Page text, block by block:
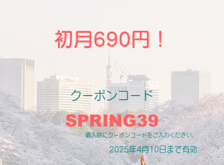
初月690円！
​クーポンコード​​
SPRING39​
2025年4月10日まで有効​
​購入時にクーポンコードをご入力ください。